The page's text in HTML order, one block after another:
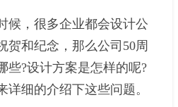
候，很多企业都会设计公
贺和纪念，那么公司50周
些?设计方案是怎样的呢?
细的介绍下这些问题。